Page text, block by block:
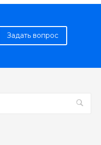
Задать вопрос